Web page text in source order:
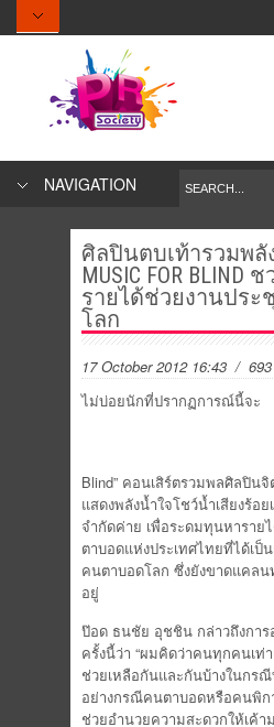
NAVIGATION
ศิลปินตบเท้ารวมพลั
MUSIC FOR BLIND
รายได้ช่วยงานปร
โลก
17 October 2012 16:43 /
ไม่บ่อยนักที่ปรากฏการณ์นี้จะ
Blind” คอนเสิร์ตรวมพลศิลปิน
แสดงพลังน้ำใจโชว์น้ำเสียงร้อ
จำกัดค่าย เพื่อระดมทุนหารา
ตาบอดแห่งประเทศไทยที่ได้เป็
คนตาบอดโลก ซึ่งยังขาดแคล
อยู่
ป๊อด ธนชัย อุชชิน กล่าวถึงการ
ครั้งนี้ว่า “ผมคิดว่าคนทุกคนเท่
ช่วยเหลือกันและกันบ้างในกร
อย่างกรณีคนตาบอดหรือคนพิก
ช่วยอำนวยความสะดวกให้เค้